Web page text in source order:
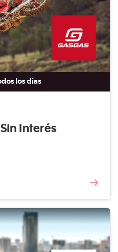
los días
Interés